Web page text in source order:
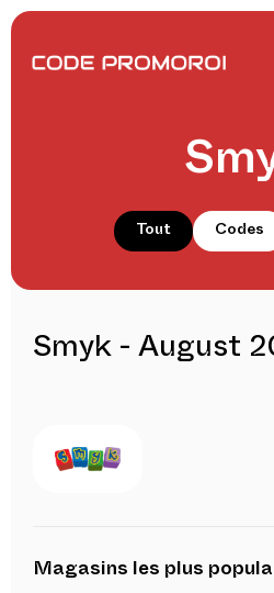
Tout Codes
Smyk - August
Magasins les plus